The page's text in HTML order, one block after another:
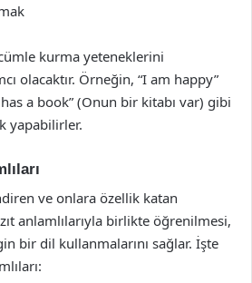
kurma yeteneklerini
olacaktır. Örneğin, “I am happy”
a book” (Onun bir kitabı var) gibi
yapabilirler.
ve onlara özellik katan
anlamlılarıyla birlikte öğrenilmesi,
bir dil kullanmalarını sağlar. İşte